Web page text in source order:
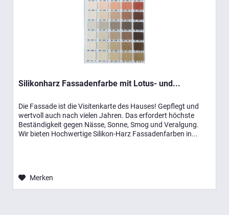
Silikonharz Fassadenfarbe mit Lotus- und...
Die Fassade ist die Visitenkarte des Hauses! Gepflegt und
wertvoll auch nach vielen Jahren. Das erfordert höchste
Beständigkeit gegen Nässe, Sonne, Smog und Veralgung.
Wir bieten Hochwertige Silikon-Harz Fassadenfarben in...
Merken